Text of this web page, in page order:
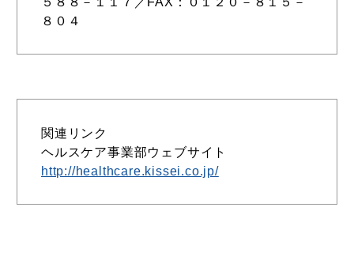
８０４
関連リンク
ヘルスケア事業部ウェブサイト
http://healthcare.kissei.co.jp/